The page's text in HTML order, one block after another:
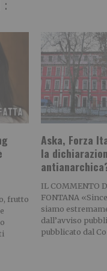
frutto
Aska, Forza
la
IL COMMENTO
FONTANA
siamo
dall’avviso
pubblicato dal